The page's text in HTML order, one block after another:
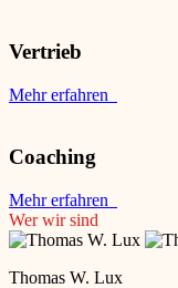
Vertrieb
Mehr erfahren
Coaching
Mehr erfahren
Wer wir sind
Thomas W. Lux